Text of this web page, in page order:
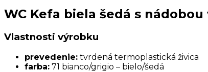
WC Kefa biela šedá s nádobou
Vlastnosti výrobku
prevedenie: tvrdená termoplastická živica
farba: 71 bianco/grigio – bielo/šedá